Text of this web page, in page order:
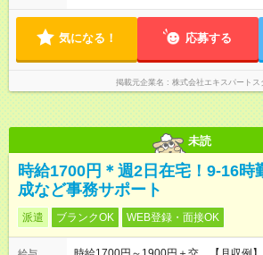
気になる！ 応募する
掲載元企業名 株式会社エキスパートス
未読
時給1700円＊週2日在宅！9-16時
成など事務サポート
派遣 ブランクOK WEB登録・面接OK